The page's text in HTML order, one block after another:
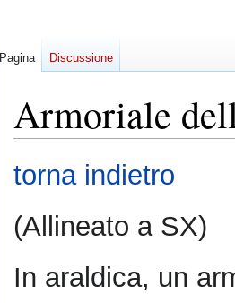
Armoriale
Vai
alla
Vai
alla
torna indietro
(Allineato a SX)
In araldica, un
Pagina Discussione